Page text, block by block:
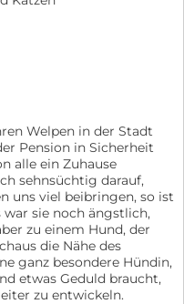
Welpen in der Stadt
Pension in Sicherheit
alle ein Zuhause
sehnsüchtig darauf,
uns viel beibringen, so ist
sie noch ängstlich,
zu einem Hund, der
die Nähe des
ganz besondere Hündin,
etwas Geduld braucht,
zu entwickeln.